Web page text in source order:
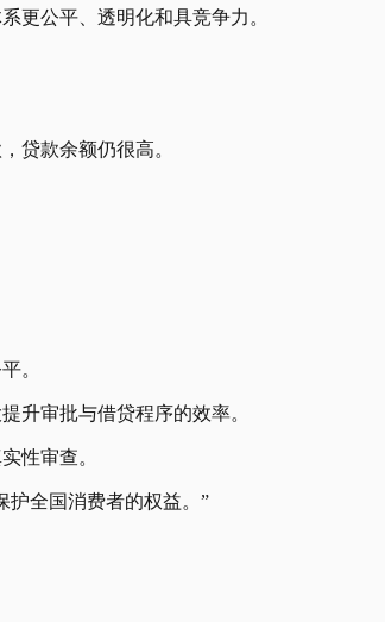
更公平、透明化和具竞争力。
贷款余额仍很高。
。
升审批与借贷程序的效率。
性审查。
护全国消费者的权益。”